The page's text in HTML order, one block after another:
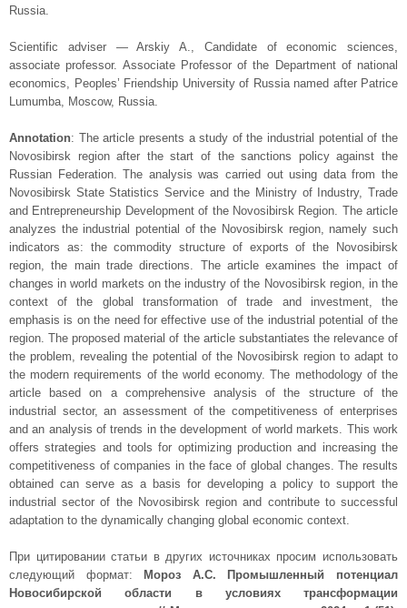
Russia.
Scientific adviser — Arskiy A., Candidate of economic sciences,
associate professor. Associate Professor of the Department of national
economics, Peoples’ Friendship University of Russia named after Patrice
Lumumba, Moscow, Russia.
Annotation: The article presents a study of the industrial potential of the
Novosibirsk region after the start of the sanctions policy against the
Russian Federation. The analysis was carried out using data from the
Novosibirsk State Statistics Service and the Ministry of Industry, Trade
and Entrepreneurship Development of the Novosibirsk Region. The article
analyzes the industrial potential of the Novosibirsk region, namely such
indicators as: the commodity structure of exports of the Novosibirsk
region, the main trade directions. The article examines the impact of
changes in world markets on the industry of the Novosibirsk region, in the
context of the global transformation of trade and investment, the
emphasis is on the need for effective use of the industrial potential of the
region. The proposed material of the article substantiates the relevance of
the problem, revealing the potential of the Novosibirsk region to adapt to
the modern requirements of the world economy. The methodology of the
article based on a comprehensive analysis of the structure of the
industrial sector, an assessment of the competitiveness of enterprises
and an analysis of trends in the development of world markets. This work
offers strategies and tools for optimizing production and increasing the
competitiveness of companies in the face of global changes. The results
obtained can serve as a basis for developing a policy to support the
industrial sector of the Novosibirsk region and contribute to successful
adaptation to the dynamically changing global economic context.
При цитировании статьи в других источниках просим использовать
следующий формат:
Мороз А.С.
Промышленный потенциал
Новосибирской области в условиях трансформации